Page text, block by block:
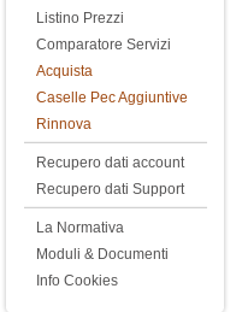
Listino Prezzi
Comparatore Servizi
Acquista
Caselle Pec Aggiuntive
Rinnova
Recupero dati account
Recupero dati Support
La Normativa
Moduli & Documenti
Info Cookies